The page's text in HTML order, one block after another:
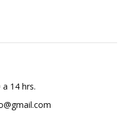
a 14 hrs.